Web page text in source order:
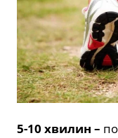
5-10 хвилин –